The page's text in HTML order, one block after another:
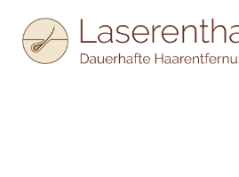
Inhalt
springen